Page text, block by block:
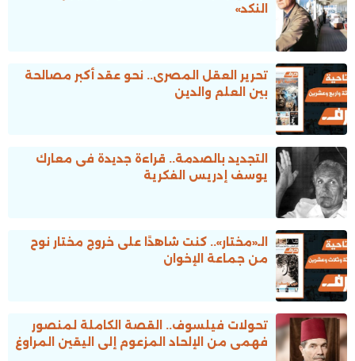
النكد»
تحرير العقل المصرى.. نحو عقد أكبر مصالحة
بين العلم والدين
التجديد بالصدمة.. قراءة جديدة فى معارك
يوسف إدريس الفكرية
الـ«مختار».. كنت شاهدًا على خروج مختار نوح
من جماعة الإخوان
تحولات فيلسوف.. القصة الكاملة لمنصور
فهمى من الإلحاد المزعوم إلى اليقين المراوغ